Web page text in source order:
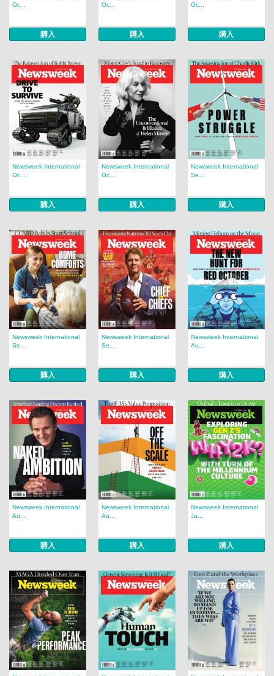
Oc...
購入
Oc...
購入
Oc...
購入
Newsweek International
Oc...
購入
Newsweek International
Oc...
購入
Newsweek International
Se...
購入
Newsweek International
Se...
購入
Newsweek International
Se...
購入
Newsweek International
Au...
購入
Newsweek International
Au...
購入
Newsweek International
Au...
購入
Newsweek International
Ju...
購入